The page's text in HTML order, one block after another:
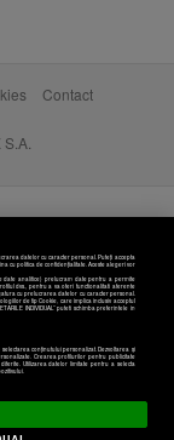
Contact
datelor cu caracter personal. Puteți accepta
cu politica de confidențialitate. Aceste alegeri vor
date analitice) prelucram date pentru a permite
dvs., pentru a va oferi functionalitati aferente
cu prelucrarea datelor cu caracter personal.
de tip Cookie, care implica inclusiv acceptul
INDIVIDUAL” puteti schimba preferintele in
conținutului personalizat. Dezvoltarea și
Crearea profilurilor pentru publicitate
Utilizarea datelor limitate pentru a selecta